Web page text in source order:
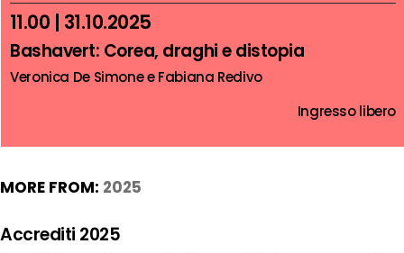
11.00 | 31.10.2025
Bashavert: Corea, draghi e distopia
Veronica De Simone e Fabiana Redivo
Ingresso libero
MORE FROM: 2025
Accrediti 2025